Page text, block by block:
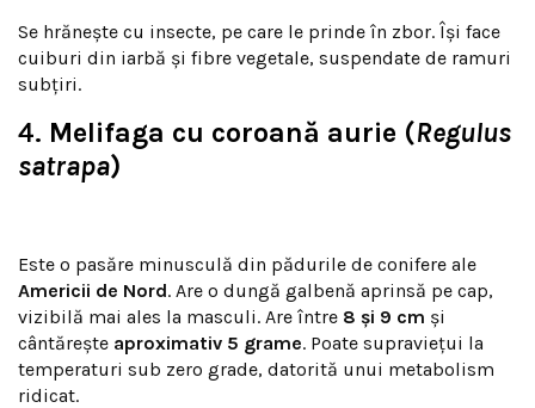
Se hrănește cu insecte, pe care le prinde în zbor. Își face
cuiburi din iarbă și fibre vegetale, suspendate de ramuri
subțiri.
4. Melifaga cu coroană aurie (Regulus
satrapa)
Este o pasăre minusculă din pădurile de conifere ale
Americii de Nord. Are o dungă galbenă aprinsă pe cap,
vizibilă mai ales la masculi. Are între 8 și 9 cm și
cântărește aproximativ 5 grame. Poate supraviețui la
temperaturi sub zero grade, datorită unui metabolism
ridicat.